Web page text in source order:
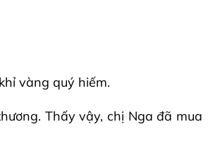
vàng quý hiếm.
Thấy vậy, chị Nga đã mua